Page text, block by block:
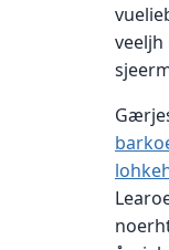
veeljh